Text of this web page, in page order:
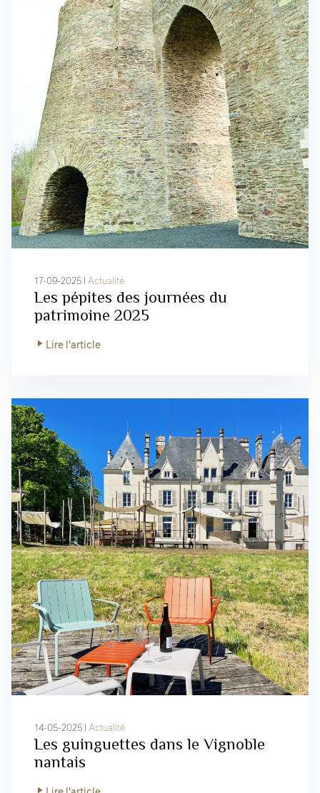
17-09-2025 I Actualité
Les pépites des journées du
patrimoine 2025
Lire l'article
14-05-2025 I Actualité
Les guinguettes dans le Vignoble
nantais